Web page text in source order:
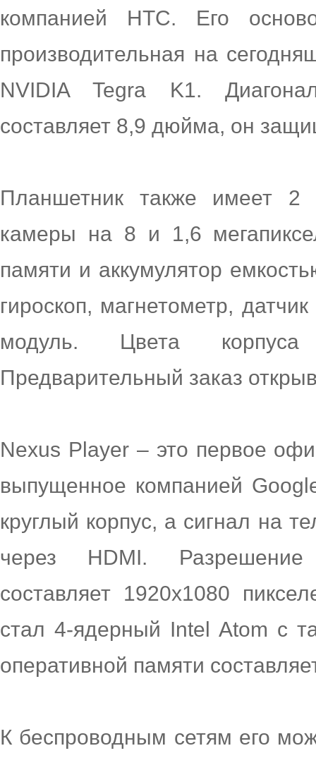
компанией HTC. Его
производительная на
NVIDIA Tegra K1.
составляет 8,9 дюйма, он
Планшетник также имеет 2
камеры на 8 и 1,6
памяти и аккумулятор
гироскоп, магнетометр,
модуль. Цвета
Предварительный заказ
Nexus Player – это первое
выпущенное компанией
круглый корпус, а сигнал на
через HDMI. Разрешение
составляет 1920х1080
стал 4-ядерный Intel Atom с
оперативной памяти
К беспроводным сетям его